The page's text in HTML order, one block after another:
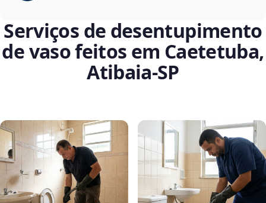
Serviços de desentupimento
de vaso feitos em Caetetuba,
Atibaia‑SP